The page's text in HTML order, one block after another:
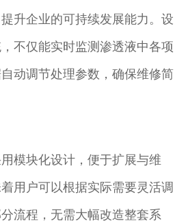
升企业的可持续发展能力。设
不仅能实时监测渗透液中各项
动调节处理参数，确保维修简
模块化设计，便于扩展与维
用户可以根据实际需要灵活调
流程，无需大幅改造整套系